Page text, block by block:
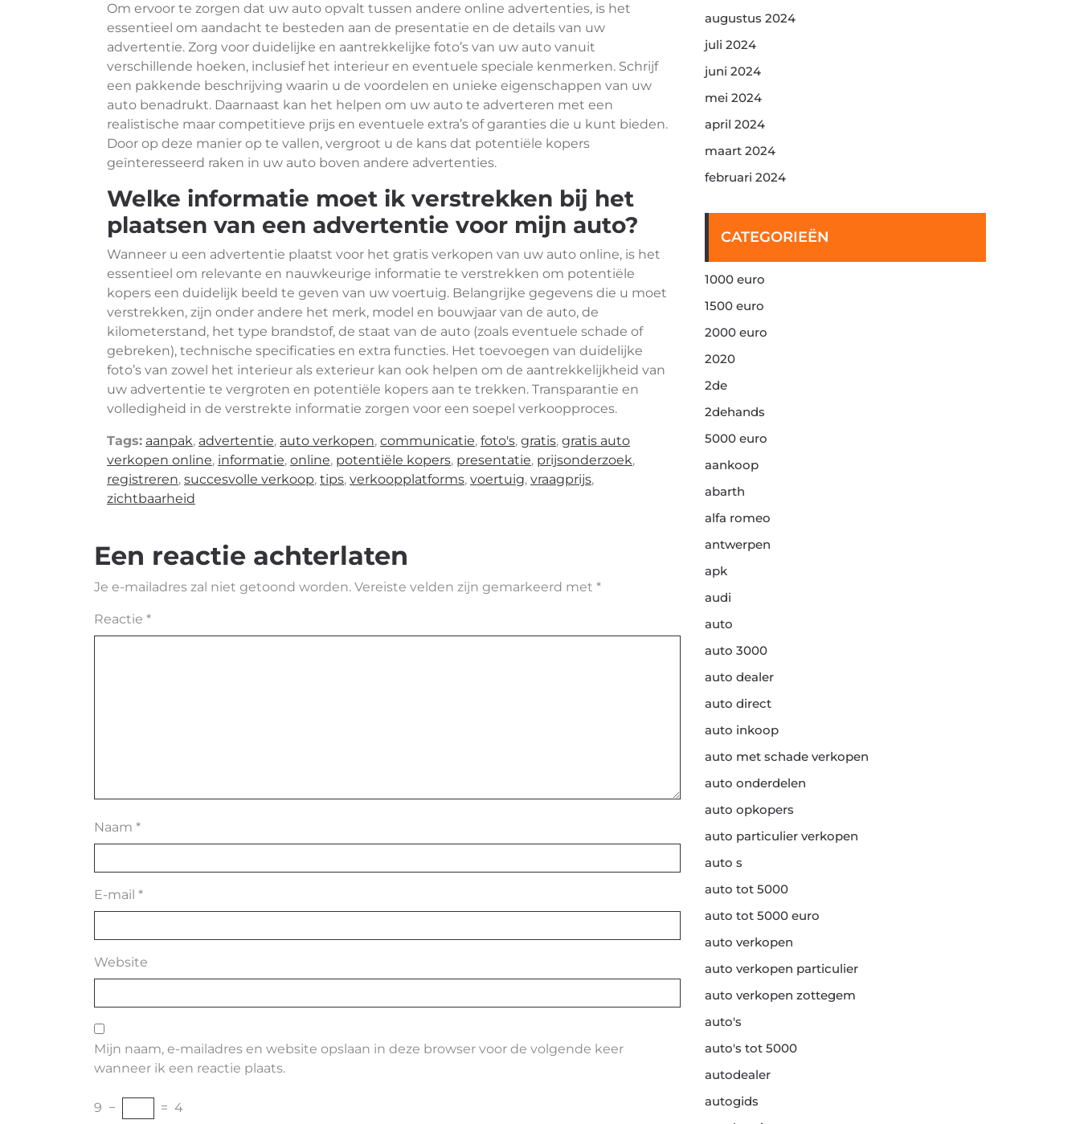
Om ervoor te zorgen dat uw auto opvalt tussen andere online advertenties, is het
essentieel om aandacht te besteden aan de presentatie en de details van uw
advertentie. Zorg voor duidelijke en aantrekkelijke foto’s van uw auto vanuit
verschillende hoeken, inclusief het interieur en eventuele speciale kenmerken. Schrijf
een pakkende beschrijving waarin u de voordelen en unieke eigenschappen van uw
auto benadrukt. Daarnaast kan het helpen om uw auto te adverteren met een
realistische maar competitieve prijs en eventuele extra’s of garanties die u kunt bieden.
Door op deze manier op te vallen, vergroot u de kans dat potentiële kopers
geïnteresseerd raken in uw auto boven andere advertenties.
Welke informatie moet ik verstrekken bij het
plaatsen van een advertentie voor mijn auto?
Wanneer u een advertentie plaatst voor het gratis verkopen van uw auto online, is het
essentieel om relevante en nauwkeurige informatie te verstrekken om potentiële
kopers een duidelijk beeld te geven van uw voertuig. Belangrijke gegevens die u moet
verstrekken, zijn onder andere het merk, model en bouwjaar van de auto, de
kilometerstand, het type brandstof, de staat van de auto (zoals eventuele schade of
gebreken), technische specificaties en extra functies. Het toevoegen van duidelijke
foto’s van zowel het interieur als exterieur kan ook helpen om de aantrekkelijkheid van
uw advertentie te vergroten en potentiële kopers aan te trekken. Transparantie en
volledigheid in de verstrekte informatie zorgen voor een soepel verkoopproces.
Tags: aanpak, advertentie, auto verkopen, communicatie, foto's, gratis, gratis auto
verkopen online, informatie, online, potentiële kopers, presentatie, prijsonderzoek,
registreren, succesvolle verkoop, tips, verkoopplatforms, voertuig, vraagprijs,
zichtbaarheid
Een reactie achterlaten
Je e-mailadres zal niet getoond worden. Vereiste velden zijn gemarkeerd met *
Reactie *
Naam *
E-mail *
Website
Mijn naam, e-mailadres en website opslaan in deze browser voor de volgende keer
wanneer ik een reactie plaats.
9 − = 4
augustus 2024
juli 2024
juni 2024
mei 2024
april 2024
maart 2024
februari 2024
CATEGORIEËN
1000 euro
1500 euro
2000 euro
2020
2de
2dehands
5000 euro
aankoop
abarth
alfa romeo
antwerpen
apk
audi
auto
auto 3000
auto dealer
auto direct
auto inkoop
auto met schade verkopen
auto onderdelen
auto opkopers
auto particulier verkopen
auto s
auto tot 5000
auto tot 5000 euro
auto verkopen
auto verkopen particulier
auto verkopen zottegem
auto's
auto's tot 5000
autodealer
autogids